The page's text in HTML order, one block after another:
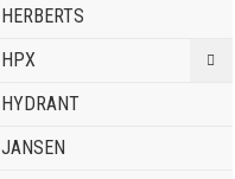
HERBERTS
HPX
HYDRANT
JANSEN